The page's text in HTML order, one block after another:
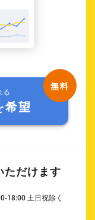
る
希望
ただけます